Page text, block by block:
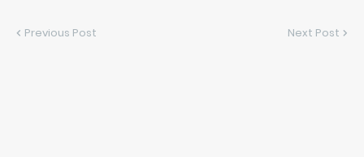
Previous Post Next Post